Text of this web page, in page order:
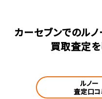
カーセブンでのル
買取査定
ルノ
査定口コ